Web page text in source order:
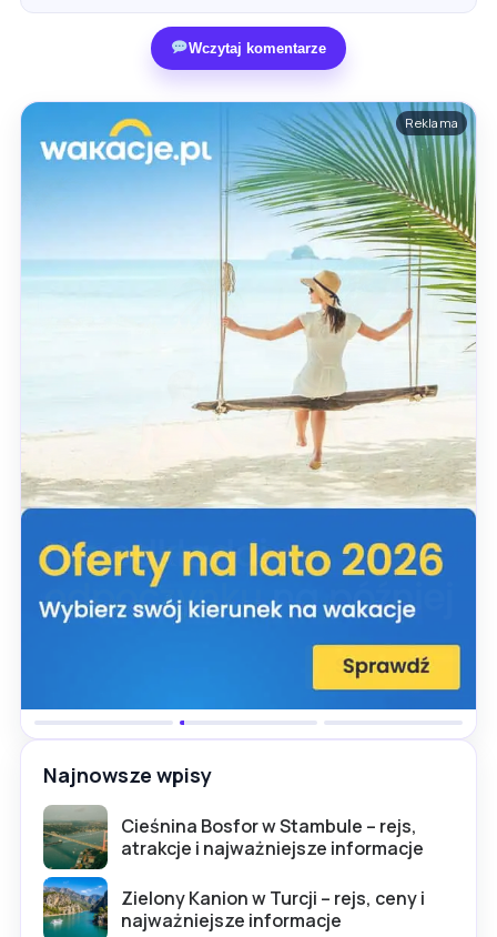
Wczytaj komentarze
Reklama
Najnowsze wpisy
Cieśnina Bosfor w Stambule – rejs,
atrakcje i najważniejsze informacje
Zielony Kanion w Turcji – rejs, ceny i
najważniejsze informacje